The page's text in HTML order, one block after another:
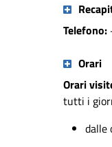
Telefono:
Orari
Orari
tutti i
dalle